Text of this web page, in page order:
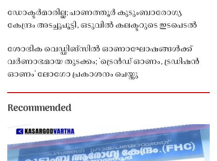
ഡോക്ടർമാരില്ല; പാണത്തൂർ കുടുംബാരോഗ്യ
കേന്ദ്രം അടച്ചുപൂട്ടി, ഒടുവിൽ കലക്ടറുടെ ഇടപെടൽ
ശോഭിക വെഡ്ഡിങ്സിൽ ഓണാഘോഷങ്ങൾക്ക്
വർണാഭമായ തുടക്കം; 'ട്രെൻഡ് ഓണം, ട്രഡിഷൻ
ഓണം' ലോഗോ പ്രകാശനം ചെയ്തു
Recommended